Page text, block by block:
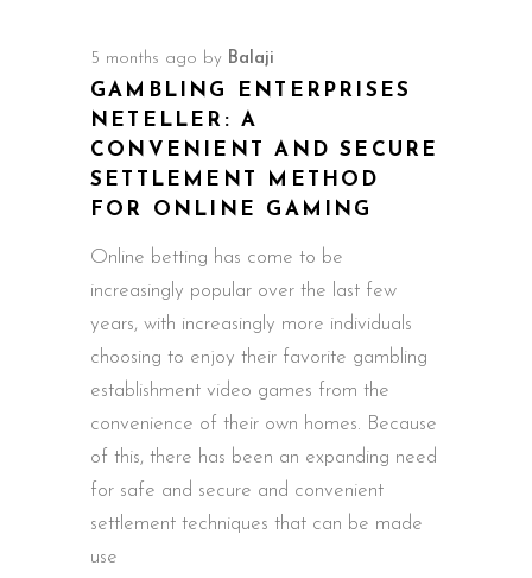
5 months ago by Balaji
GAMBLING ENTERPRISES
NETELLER: A
CONVENIENT AND SECURE
SETTLEMENT METHOD
FOR ONLINE GAMING
Online betting has come to be
increasingly popular over the last few
years, with increasingly more individuals
choosing to enjoy their favorite gambling
establishment video games from the
convenience of their own homes. Because
of this, there has been an expanding need
for safe and secure and convenient
settlement techniques that can be made
use